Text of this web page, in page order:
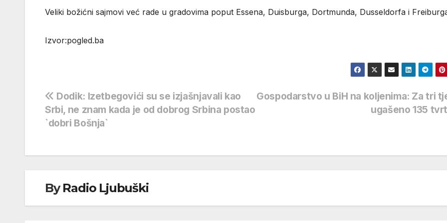
Veliki božićni sajmovi već rade u gradovima poput Essena, Duisburga, Dortmunda, Dusseldorfa i
Izvor:pogled.ba
Navigacija
objava
Gospodarstvo u BiH na koljenima: Za tri
ugašeno 135
Dodik: Izetbegovići su se izjašnjavali kao
Srbi, ne znam kada je od dobrog Srbina postao
`dobri Bošnja`
ByRadio Ljubuški